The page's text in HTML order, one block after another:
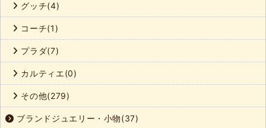
グッチ(4)
コーチ(1)
プラダ(7)
カルティエ(0)
その他(279)
ブランドジュエリー・小物(37)